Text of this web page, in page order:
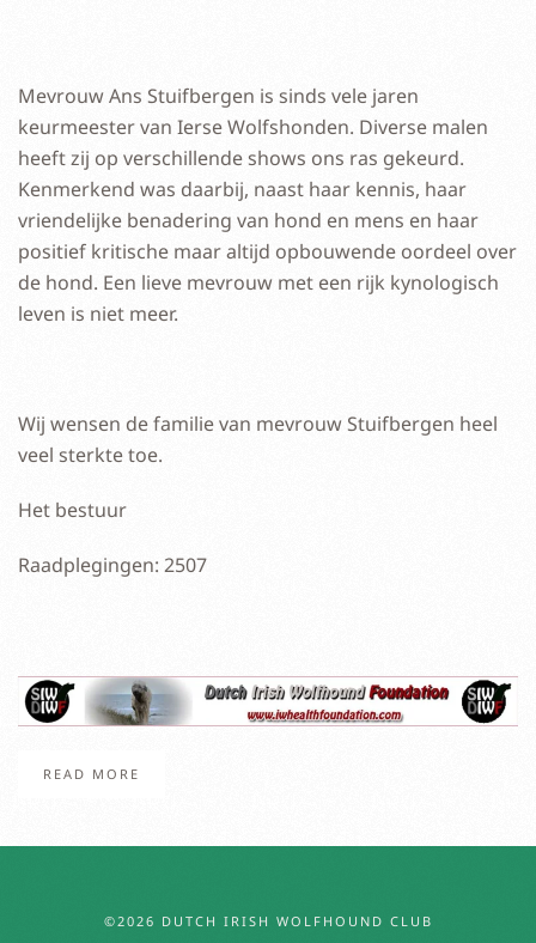
Mevrouw Ans Stuifbergen is sinds vele jaren
keurmeester van Ierse Wolfshonden. Diverse malen
heeft zij op verschillende shows ons ras gekeurd.
Kenmerkend was daarbij, naast haar kennis, haar
vriendelijke benadering van hond en mens en haar
positief kritische maar altijd opbouwende oordeel over
de hond. Een lieve mevrouw met een rijk kynologisch
leven is niet meer.
Wij wensen de familie van mevrouw Stuifbergen heel
veel sterkte toe.
Het bestuur
Raadplegingen: 2507
READ MORE
©2026 DUTCH IRISH WOLFHOUND CLUB